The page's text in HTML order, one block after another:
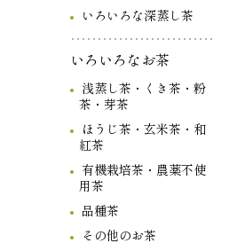
いろいろな深蒸し茶
いろいろなお茶
浅蒸し茶・くき茶・粉
茶・芽茶
ほうじ茶・玄米茶・和
紅茶
有機栽培茶・農薬不使
用茶
品種茶
その他のお茶